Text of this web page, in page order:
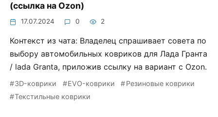
(ссылка на Ozon)
17.07.2024 0 2
Контекст из чата: Владелец спрашивает совета по
выбору автомобильных ковриков для Лада Гранта
/ lada Granta, приложив ссылку на вариант с Ozon.
3D-коврики EVO-коврики
Резиновые коврики
Текстильные коврики